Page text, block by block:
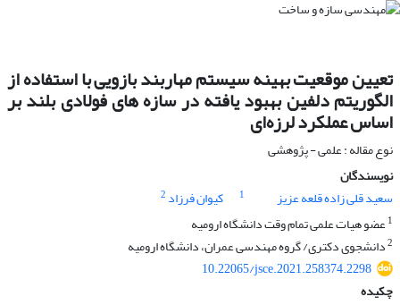
تعیین موقعیت بهینه سیستم مهاربند بازویی با استفاده از
الگوریتم دلفین بهبود یافته در سازه های فولادی بلند بر
اساس عملکرد لرزه‌ای
نوع مقاله : علمی - پژوهشی
نویسندگان
سعید قلی زاده قلعه عزیز
1 کیوان فرزاد 2
1عضو هیات علمی تمام وقت دانشگاه ارومیه
2دانشجوی دکتری/ گروه مهندسی عمران، دانشگاه ارومیه
10.22065/jsce.2021.258374.2298
چکیده